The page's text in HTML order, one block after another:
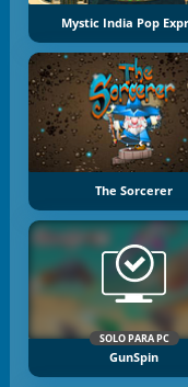
Mystic India Pop
The Sorcerer
SOLO PARA PC
GunSpin